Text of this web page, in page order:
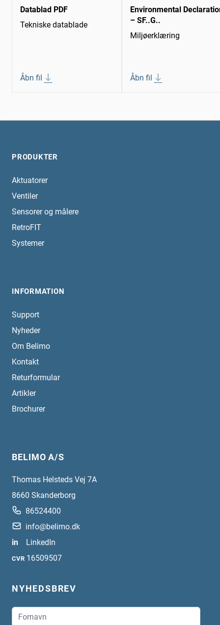
Datablad PDF
Tekniske datablade
Åbn fil
Environmental
– SF..G..
Miljøerklæring
Åbn fil
PRODUKTER
Aktuatorer
Ventiler
Sensorer og målere
RetroFIT
Systemer
INFORMATION
Support
Nyheder
Om Belimo
Kontakt
Returformular
Artikler
Brochurer
BELIMO A/S
Thomas Helsteds Vej 7A
8660 Skanderborg
86524400
info@belimo.dk
in
LinkedIn
CVR 16509507
NYHEDSBREV